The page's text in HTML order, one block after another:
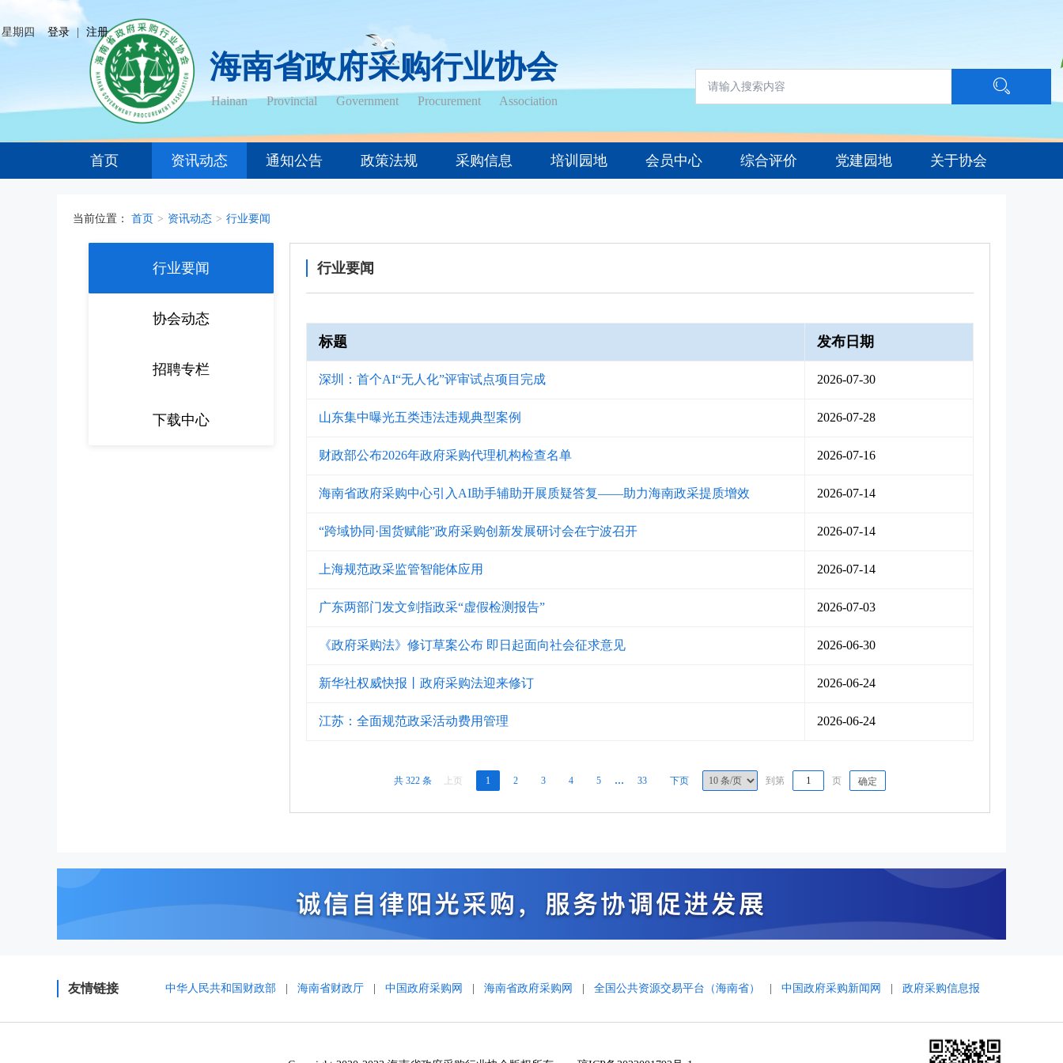
星期四 登录 | 注册
海南省政府采购行业协会
Hainan Provincial Government Procurement Association
首页 资讯动态 通知公告 政策法规 采购信息 培训园地 会员中心 综合评价 党建园地 关于协会
当前位置： 首页 > 资讯动态 > 行业要闻
行业要闻
协会动态
招聘专栏
下载中心
行业要闻
标题 发布日期
深圳：首个AI“无人化”评审试点项目完成 2026-07-30
山东集中曝光五类违法违规典型案例 2026-07-28
财政部公布2026年政府采购代理机构检查名单 2026-07-16
海南省政府采购中心引入AI助手辅助开展质疑答复——助力海南政采提质增效 2026-07-14
“跨域协同·国货赋能”政府采购创新发展研讨会在宁波召开 2026-07-14
上海规范政采监管智能体应用 2026-07-14
广东两部门发文剑指政采“虚假检测报告” 2026-07-03
《政府采购法》修订草案公布 即日起面向社会征求意见 2026-06-30
新华社权威快报丨政府采购法迎来修订 2026-06-24
江苏：全面规范政采活动费用管理 2026-06-24
共 322 条 上页 1 2 3 4 5 … 33 下页 到第 页 确定
友情链接 中华人民共和国财政部 海南省财政厅 中国政府采购网 海南省政府采购网 全国公共资源交易平台（海南省） 中国政府采购新闻网 政府采购信息报